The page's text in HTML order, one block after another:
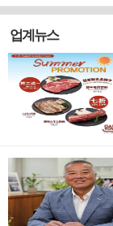
업계뉴스